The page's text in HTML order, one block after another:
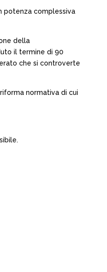
potenza complessiva
della
il termine di 90
che si controverte
normativa di cui